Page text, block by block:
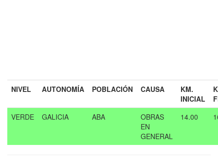
NIVEL AUTONOMÍA POBLACIÓN CAUSA
KM.
INICIAL
VERDE
GALICIA ABA
OBRAS
EN
GENERAL
14.00